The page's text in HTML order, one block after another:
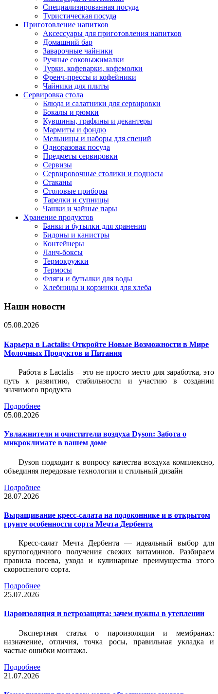
Специализированная посуда
Туристическая посуда
Приготовление напитков
Аксессуары для приготовления напитков
Домашний бар
Заварочные чайники
Ручные соковыжималки
Турки, кофеварки, кофемолки
Френч-прессы и кофейники
Чайники для плиты
Сервировка стола
Блюда и салатники для сервировки
Бокалы и рюмки
Кувшины, графины и декантеры
Мармиты и фондю
Мельницы и наборы для специй
Одноразовая посуда
Предметы сервировки
Сервизы
Сервировочные столики и подносы
Стаканы
Столовые приборы
Тарелки и супницы
Чашки и чайные пары
Хранение продуктов
Банки и бутылки для хранения
Бидоны и канистры
Контейнеры
Ланч-боксы
Термокружки
Термосы
Фляги и бутылки для воды
Хлебницы и корзинки для хлеба
Наши новости
05.08.2026
Карьера в Lactalis: Откройте Новые Возможности в Мире
Молочных Продуктов и Питания
Работа в Lactalis – это не просто место для заработка, это
путь к развитию, стабильности и участию в создании
значимого продукта
Подробнее
05.08.2026
Увлажнители и очистители воздуха Dyson: Забота о
микроклимате в вашем доме
Dyson подходит к вопросу качества воздуха комплексно,
объединяя передовые технологии и стильный дизайн
Подробнее
28.07.2026
Выращивание кресс-салата на подоконнике и в открытом
грунте особенности сорта Мечта Дербента
Кресс-салат Мечта Дербента — идеальный выбор для
круглогодичного получения свежих витаминов. Разбираем
правила посева, ухода и кулинарные преимущества этого
скороспелого сорта.
Подробнее
25.07.2026
Пароизоляция и ветрозащита: зачем нужны в утеплении
Экспертная статья о пароизоляции и мембранах:
назначение, отличия, точка росы, правильная укладка и
частые ошибки монтажа.
Подробнее
21.07.2026